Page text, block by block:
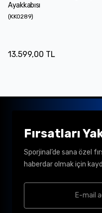
Ayakkabısı
(KK0289)
13.599,00 TL
Fırsatları
Sporjinal’de sana özel
haberdar olmak için